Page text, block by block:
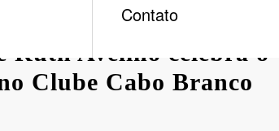
Contato
Ruth Avelino celebra
Clube Cabo Branco